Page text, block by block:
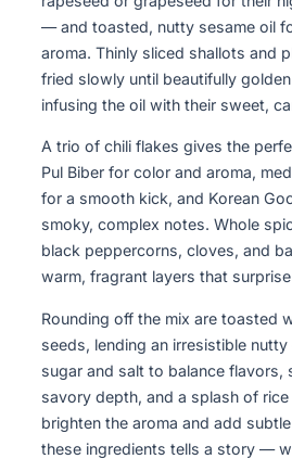
— and toasted, nutty sesame oil
aroma. Thinly sliced shallots and
fried slowly until beautifully
infusing the oil with their sweet,
A trio of chili flakes gives the
Pul Biber for color and aroma,
for a smooth kick, and Korean
smoky, complex notes. Whole
black peppercorns, cloves, and
warm, fragrant layers that
Rounding off the mix are toasted
seeds, lending an irresistible
sugar and salt to balance flavors,
savory depth, and a splash of
brighten the aroma and add
these ingredients tells a story —